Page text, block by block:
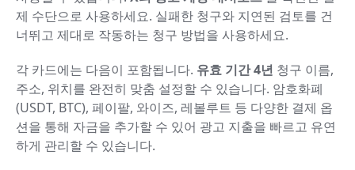
제 수단으로 사용하세요. 실패한 청구와 지연된 검토를 건
너뛰고 제대로 작동하는 청구 방법을 사용하세요.
각 카드에는 다음이 포함됩니다. 유효 기간 4년 청구 이름,
주소, 위치를 완전히 맞춤 설정할 수 있습니다. 암호화폐
(USDT, BTC), 페이팔, 와이즈, 레볼루트 등 다양한 결제 옵
션을 통해 자금을 추가할 수 있어 광고 지출을 빠르고 유연
하게 관리할 수 있습니다.